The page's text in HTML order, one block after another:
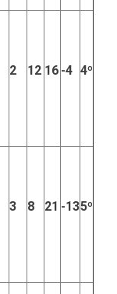
2 12 16 -4 4º
3 8 21 -135º